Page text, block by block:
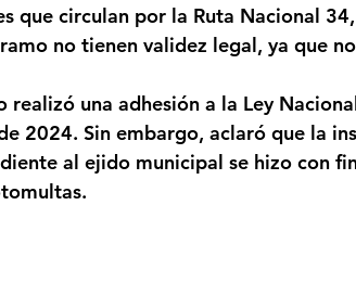
sin título Viajes
que circulan por la Ruta Nacional
no tienen validez legal, ya que
una adhesión a la Ley
2024. Sin embargo, aclaró que la
al ejido municipal se hizo con
.